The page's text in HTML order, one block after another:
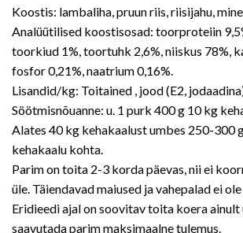
Koostis: lambaliha, pruun riis, riisijahu,
Analüütilised koostisosad: toorproteiin
toorkiud 1%, toortuhk 2,6%, niiskus 78%,
fosfor 0,21%, naatrium 0,16%.
Lisandid/kg: Toitained , jood (E2,
Söötmisnõuanne: u. 1 purk 400 g 10 kg
Alates 40 kg kehakaalust umbes 250-300
kehakaalu kohta.
Parim on toita 2-3 korda päevas, nii ei
üle. Täiendavad maiused ja vahepalad ei
Eridieedi ajal on soovitav toita koera ainult
saavutada parim maksimaalne tulemus.